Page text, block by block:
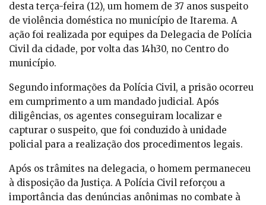
desta terça-feira (12), um homem de 37 anos suspeito
de violência doméstica no município de Itarema. A
ação foi realizada por equipes da Delegacia de Polícia
Civil da cidade, por volta das 14h30, no Centro do
município.
Segundo informações da Polícia Civil, a prisão ocorreu
em cumprimento a um mandado judicial. Após
diligências, os agentes conseguiram localizar e
capturar o suspeito, que foi conduzido à unidade
policial para a realização dos procedimentos legais.
Após os trâmites na delegacia, o homem permaneceu
à disposição da Justiça. A Polícia Civil reforçou a
importância das denúncias anônimas no combate à